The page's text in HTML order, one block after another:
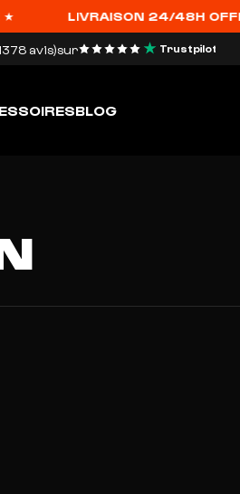
LIVRAISON 24/48H
avis)sur Trustpilot
BLOG